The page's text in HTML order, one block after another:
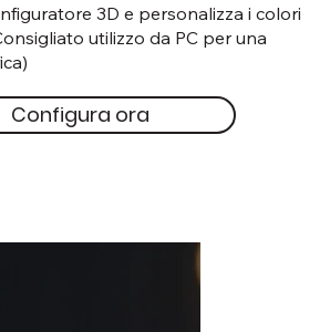
3D e personalizza i colori
utilizzo da PC per una
Configura ora